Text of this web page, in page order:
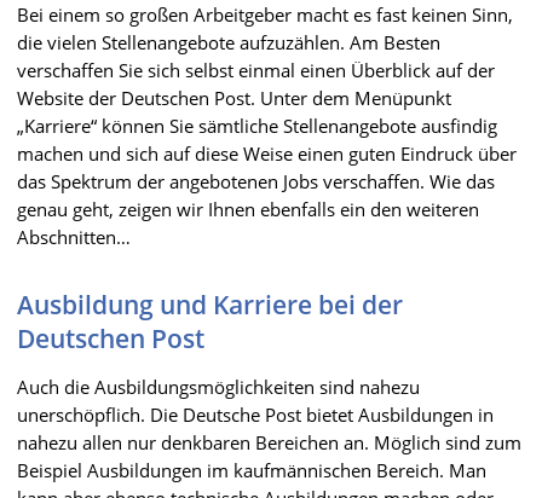
Bei einem so großen Arbeitgeber macht es fast keinen Sinn,
die vielen Stellenangebote aufzuzählen. Am Besten
verschaffen Sie sich selbst einmal einen Überblick auf der
Website der Deutschen Post. Unter dem Menüpunkt
„Karriere“ können Sie sämtliche Stellenangebote ausfindig
machen und sich auf diese Weise einen guten Eindruck über
das Spektrum der angebotenen Jobs verschaffen. Wie das
genau geht, zeigen wir Ihnen ebenfalls ein den weiteren
Abschnitten…
Ausbildung und Karriere bei der
Deutschen Post
Auch die Ausbildungsmöglichkeiten sind nahezu
unerschöpflich. Die Deutsche Post bietet Ausbildungen in
nahezu allen nur denkbaren Bereichen an. Möglich sind zum
Beispiel Ausbildungen im kaufmännischen Bereich. Man